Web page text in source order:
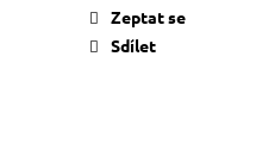
Zeptat se
Sdílet